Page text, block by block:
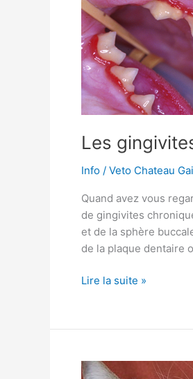
du
chat?
Les
Info / Veto Chateau
Quand avez vous
de gingivites
et de la sphère
de la plaque dentaire
Les
le
Lire la suite »